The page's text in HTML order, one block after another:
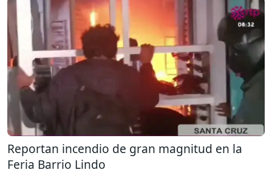
Reportan incendio de gran magnitud en la
Feria Barrio Lindo